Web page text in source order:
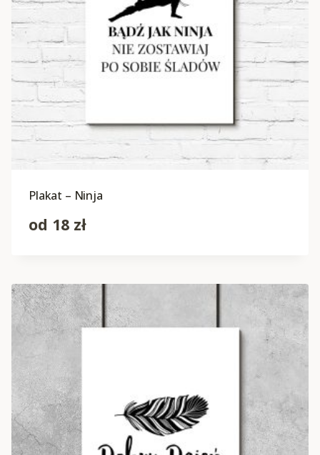
Plakat – Ninja
od 18 zł